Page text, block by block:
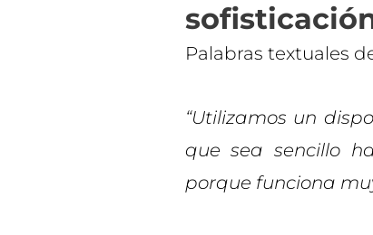
Palabras textuales
“Utilizamos un
que sea sencillo
porque funciona